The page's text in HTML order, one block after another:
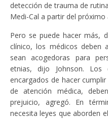
detección de trauma de
Medi-Cal a partir del próximo
Pero se puede hacer más,
clínico, los médicos deben
sean acogedoras para
etnias, dijo Johnson. Los
encargados de hacer
de atención médica,
prejuicio, agregó. En
necesita leyes que aborden